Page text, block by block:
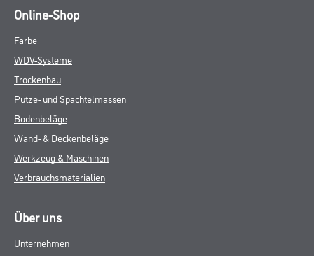
Online-Shop
Farbe
WDV-Systeme
Trockenbau
Putze- und Spachtelmassen
Bodenbeläge
Wand- & Deckenbeläge
Werkzeug & Maschinen
Verbrauchsmaterialien
Über uns
Unternehmen